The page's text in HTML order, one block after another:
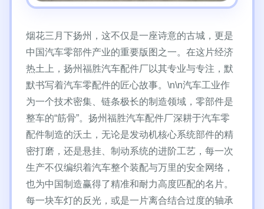
烟花三月下扬州，这不仅是一座诗意的古城，更是
中国汽车零部件产业的重要版图之一。在这片经济
热土上，扬州福胜汽车配件厂以其专业与专注，默
默书写着汽车零配件的匠心故事。\n\n汽车工业作
为一个技术密集、链条极长的制造领域，零部件是
整车的“筋骨”。扬州福胜汽车配件厂深耕于汽车零
配件制造的沃土，无论是发动机核心系统部件的精
密打磨，还是悬挂、制动系统的进阶工艺，每一次
生产不仅编织着汽车整个装配与万里的安全网络，
也为中国制造赢得了精准和耐力高度匹配的名片。
每一块车灯的反光，或是一片离合结合过度的轴承